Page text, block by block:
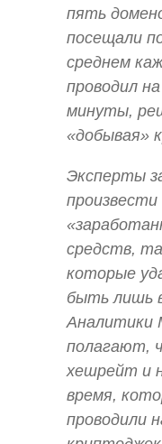
пять
посещали
среднем
проводил
минуты,
«добывая»
Эксперты
произвести
средств,
которые
быть лишь
Аналитики
полагают,
хешрейт и
время,
проводили